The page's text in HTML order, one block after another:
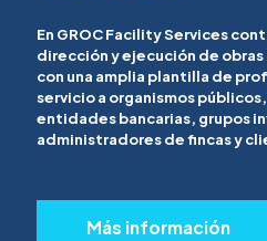
En GROC Facility Services
dirección y ejecución de
con una amplia plantilla de
servicio a organismos
entidades bancarias, grupos
administradores de fincas y
Más información